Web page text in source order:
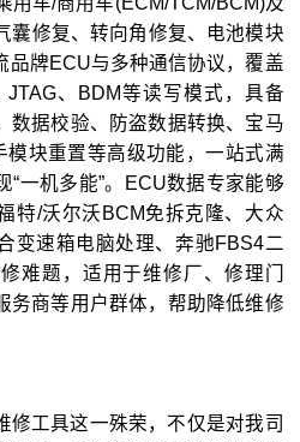
囊修复、转向角修复、电池模块
品牌ECU与多种通信协议，覆盖
、BDM等读写模式，具备
数据校验、防盗数据转换、宝马
块重置等高级功能，一站式满
“一机多能”。ECU数据专家能够
特/沃尔沃BCM免拆克隆、大众
变速箱电脑处理、奔驰FBS4二
难题，适用于维修厂、修理门
务商等用户群体，帮助降低维修
工具这一殊荣，不仅是对我司